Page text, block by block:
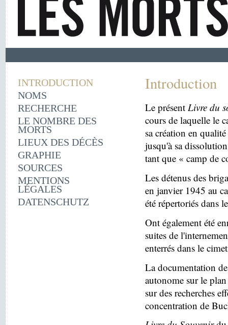
INTRODUCTION
NOMS
RECHERCHE
LE NOMBRE DES
MORTS
LIEUX DES DÉCÈS
GRAPHIE
SOURCES
MENTIONS
LÉGALES
DATENSCHUTZ
Introduction
Le présentLivre du
cours de laquelle le
sa création en
jusqu'à sa
tant que « camp de
Les détenus des
en janvier 1945 au
été répertoriés dans
Ont également été
suites de
enterrés dans le
La documentation
autonome sur le
sur des recherches
concentration de